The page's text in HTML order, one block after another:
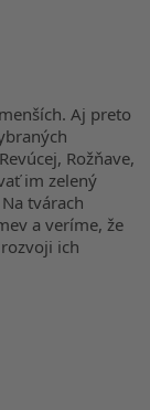
Aj preto
Rožňave,
im zelený
tvárach
a veríme, že
ich